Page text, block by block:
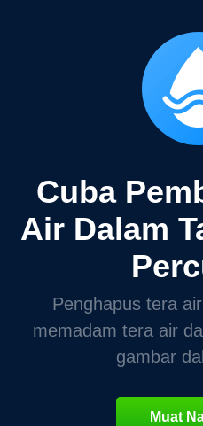
Cuba
Air Dalam
Penghapus tera
memadam tera air
gambar
Muat